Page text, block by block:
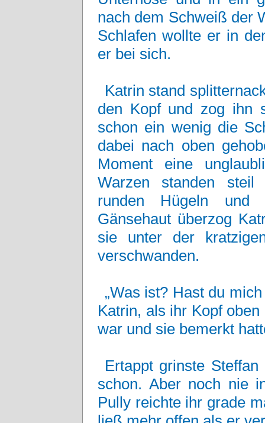
nach dem Schweiß der
Schlafen wollte er in
er bei sich.
Katrin stand
den Kopf und zog ihn
schon ein wenig die
dabei nach oben
Moment eine
Warzen standen steil
runden Hügeln und
Gänsehaut überzog
sie unter der
verschwanden.
„Was ist? Hast du
Katrin, als ihr Kopf
war und sie bemerkt
Ertappt grinste
schon. Aber noch nie
Pully reichte ihr grade